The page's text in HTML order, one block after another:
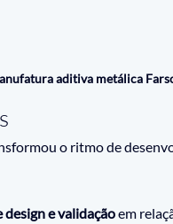
aditiva metálica
o ritmo de
design e validação em